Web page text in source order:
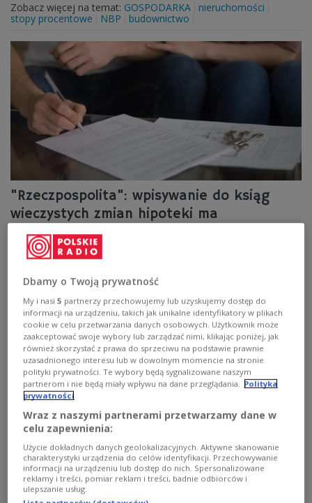
Zobacz więcej na temat: GOSPODARKA
nieruchomości
stopy procentowe
NBP budownictwo
"Rzeczpospolita": wpisywanie do ksiąg
wieczystych zmian hipoteki ma
przyspieszyć
W wydziałach ksiąg wieczystych sądów w dużych
miastach tworzą się kolejki oczekujących na zmianę w
hipotece. Według nowego pomysłu Ministerstwa
Sprawiedliwości w rozładowaniu tego korka mają
pomagać notariusze – pisze o tym dzisiejsza
"Rzeczpospolita".
Zobacz więcej na temat:GOSPODARKA
Ministerstwo Sprawiedliwości Marcin Warchoł
Dbamy o Twoją prywatność
My i nasi5 partnerzy przechowujemy lub uzyskujemy dostęp do
informacji na urządzeniu, takich jak unikalne identyfikatory w plikach
cookie w celu przetwarzania danych osobowych. Użytkownik może
zaakceptować swoje wybory lub zarządzać nimi, klikając poniżej, jak
również skorzystać z prawa do sprzeciwu na podstawie prawnie
uzasadnionego interesu lub w dowolnym momencie na stronie
polityki prywatności. Te wybory będą sygnalizowane naszym
partnerom i nie będą miały wpływu na dane przeglądania.
Polityka
prywatności
Wraz z naszymi partnerami przetwarzamy dane w
celu zapewnienia:
Użycie dokładnych danych geolokalizacyjnych. Aktywne skanowanie
charakterystyki urządzenia do celów identyfikacji. Przechowywanie
informacji na urządzeniu lub dostęp do nich. Spersonalizowane
reklamy i treści, pomiar reklam i treści, badnie odbiorców i
ulepszanie usług.